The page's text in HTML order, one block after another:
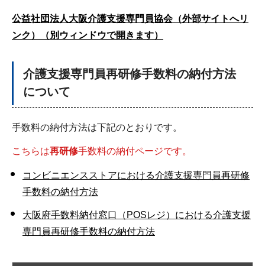
公益社団法人大阪介護支援専門員協会（外部サイトへリ
ンク）（別ウィンドウで開きます）
介護支援専門員再研修手数料の納付方法
について
手数料の納付方法は下記のとおりです。
こちらは再研修手数料の納付ページです。
コンビニエンスストアにおける介護支援専門員再研修
手数料の納付方法
大阪府手数料納付窓口（POSレジ）における介護支援
専門員再研修手数料の納付方法